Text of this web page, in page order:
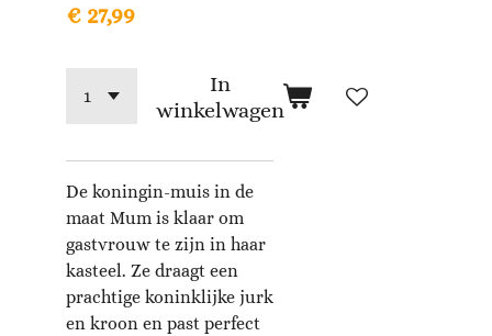
€ 27,99
In
winkelwagen
De koningin-muis in de
maat Mum is klaar om
gastvrouw te zijn in haar
kasteel. Ze draagt ​​een
prachtige koninklijke jurk
en kroon en past perfect